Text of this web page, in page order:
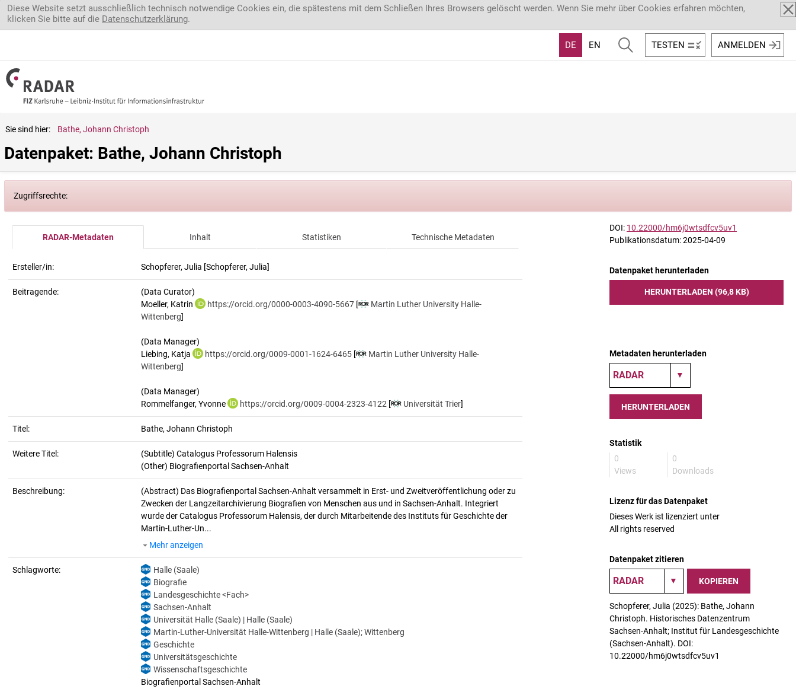
Direkt zum Inhalt
Diese Website setzt ausschließlich technisch notwendige Cookies ein, die spätestens mit dem Schließen Ihres Browsers gelöscht werden. Wenn Sie mehr über Cookies erfahren möchten,
klicken Sie bitte auf die Datenschutzerklärung.
DE EN TESTEN ANMELDEN
Sie sind hier: Bathe, Johann Christoph
Datenpaket: Bathe, Johann Christoph
Zugriffsrechte:
RADAR-Metadaten Inhalt Statistiken Technische Metadaten
Ersteller/in: Schopferer, Julia [Schopferer, Julia]
Beitragende:
(Data Curator)
Moeller, Katrin
https://orcid.org/0000-0003-4090-5667 [
Martin Luther University Halle-
Wittenberg]
(Data Manager)
Liebing, Katja
https://orcid.org/0009-0001-1624-6465 [
Martin Luther University Halle-
Wittenberg]
(Data Manager)
Rommelfanger, Yvonne
https://orcid.org/0009-0004-2323-4122 [ Universität Trier]
Titel: Bathe, Johann Christoph
Weitere Titel:
(Subtitle) Catalogus Professorum Halensis
(Other) Biografienportal Sachsen-Anhalt
Beschreibung: (Abstract) Das Biografienportal Sachsen-Anhalt versammelt in Erst- und Zweitveröffentlichung oder zu
Zwecken der Langzeitarchivierung Biografien von Menschen aus und in Sachsen-Anhalt. Integriert
wurde der Catalogus Professorum Halensis, der durch Mitarbeitende des Instituts für Geschichte der
Martin-Luther-Un...
Mehr anzeigen
Schlagworte:
Halle (Saale)
Biografie
Landesgeschichte <Fach>
Sachsen-Anhalt
Universität Halle (Saale) | Halle (Saale)
Martin-Luther-Universität Halle-Wittenberg | Halle (Saale); Wittenberg
Geschichte
Universitätsgeschichte
Wissenschaftsgeschichte
Biografienportal Sachsen-Anhalt
DOI: 10.22000/hm6j0wtsdfcv5uv1
Publikationsdatum: 2025-04-09
Datenpaket herunterladen
HERUNTERLADEN (96,8 KB)
Metadaten herunterladen
HERUNTERLADEN
Statistik
0
Views
0
Downloads
Lizenz für das Datenpaket
Dieses Werk ist lizenziert unter
All rights reserved
Datenpaket zitieren
KOPIEREN
Schopferer, Julia (2025): Bathe, Johann
Christoph. Historisches Datenzentrum
Sachsen-Anhalt; Institut für Landesgeschichte
(Sachsen-Anhalt). DOI:
10.22000/hm6j0wtsdfcv5uv1